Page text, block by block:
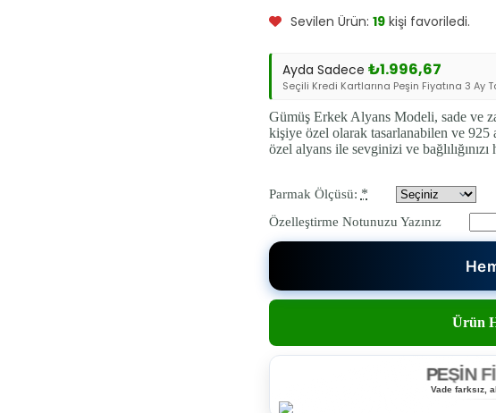
fiyat:
₺8.140,00.
andaki
fiyat:
Sevilen Ürün: 19kişi favoriledi.
Ayda Sadece ₺1.996,67
Seçili Kredi Kartlarına Peşin Fiyatına 3 Ay
Gümüş Erkek Alyans Modeli, sade ve
kişiye özel olarak tasarlanabilen ve 925
özel alyans ile sevginizi ve
Parmak Ölçüsü: *
Özelleştirme Notunuzu Yazınız
Ürün
PEŞİN
Vade farksız,